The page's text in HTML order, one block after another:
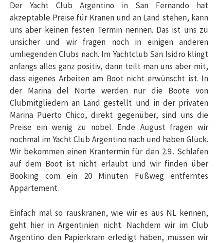
Der Yacht Club Argentino in San Fernando hat
akzeptable Preise für Kranen und an Land stehen, kann
uns aber keinen festen Termin nennen. Das ist uns zu
unsicher und wir fragen noch in einigen anderen
umliegenden Clubs nach. Im Yachtclub San Isidro klingt
anfangs alles ganz positiv, dann teilt man uns aber mit,
dass eigenes Arbeiten am Boot nicht erwünscht ist. In
der Marina del Norte werden nur die Boote von
Clubmitgliedern an Land gestellt und in der privaten
Marina Puerto Chico, direkt gegenüber, sind uns die
Preise ein wenig zu nobel. Ende August fragen wir
nochmal im Yacht Club Argentino nach und haben Glück.
Wir bekommen einen Krantermin für den 2.9.. Schlafen
auf dem Boot ist nicht erlaubt und wir finden über
Booking com ein 20 Minuten Fußweg entferntes
Appartement.
Einfach mal so rauskranen, wie wir es aus NL kennen,
geht hier in Argentinien nicht. Nachdem wir im Club
Argentino den Papierkram erledigt haben, müssen wir